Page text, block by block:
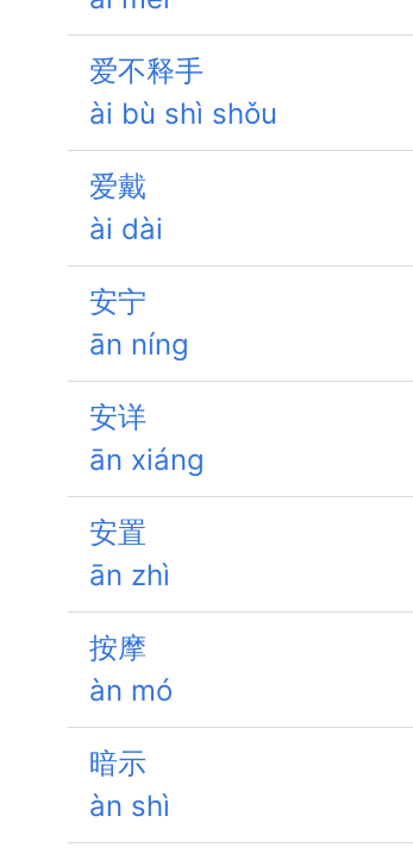
爱不释手
ài bù shì shǒu
爱戴
ài dài
安宁
ān níng
安详
ān xiáng
安置
ān zhì
按摩
àn mó
暗示
àn shì